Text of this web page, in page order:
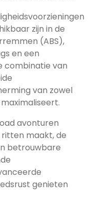
zijn in de
(ABS),
en een
combinatie van
van zowel
avonturen
maakt, de
betrouwbare
genieten